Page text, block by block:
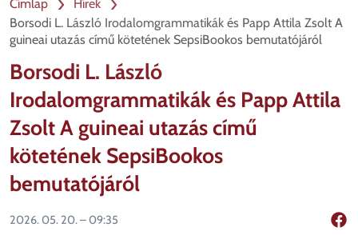
Címlap
Hírek
Borsodi L. László Irodalomgrammatikák és Papp Attila Zsolt A
guineai utazás című kötetének SepsiBookos bemutatójáról
Borsodi L. László
Irodalomgrammatikák és Papp Attila
Zsolt A guineai utazás című
kötetének SepsiBookos
bemutatójáról
2026. 05. 20. – 09:35